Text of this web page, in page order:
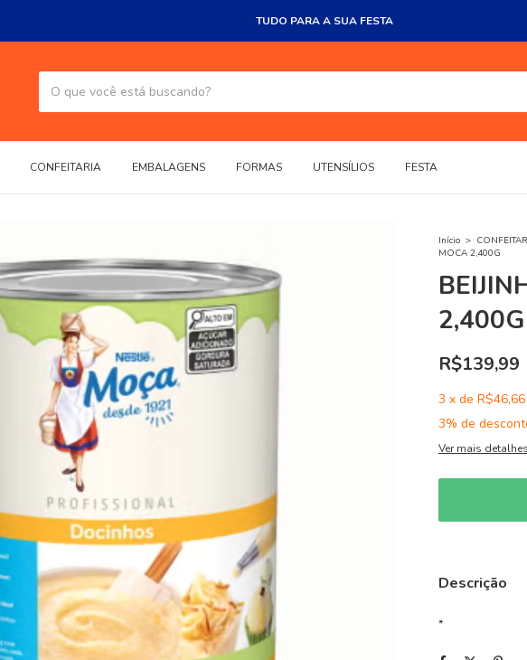
TUDO PARA A SUA FESTA
CONFEITARIA EMBALAGENS FORMAS UTENSÍLIOS FESTA
Início >
MOCA 2,400G
2,400G
R$139,99
3 x de R$46,66
3% de
Ver mais detalhes
Descrição
*